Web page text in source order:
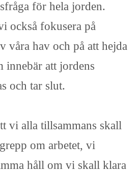
för hela jorden.
också fokusera på
våra hav och på att hejda
innebär att jordens
och tar slut.
vi alla tillsammans skall
om arbetet, vi
håll om vi skall klara